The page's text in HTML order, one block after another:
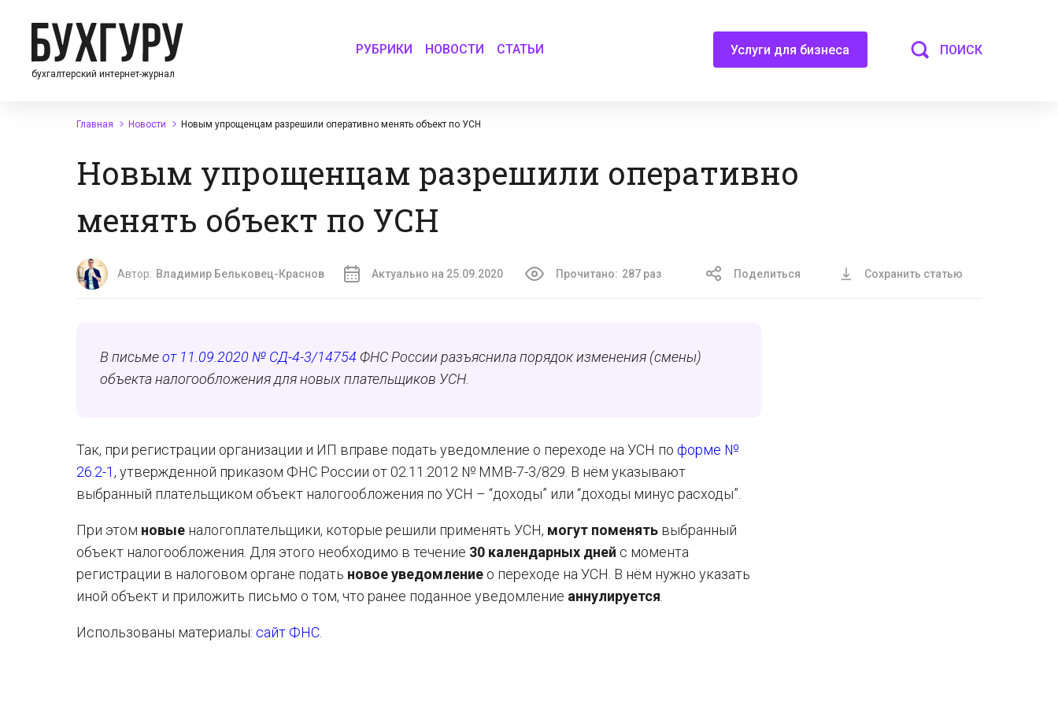
бухгалтерский интернет-журнал
РУБРИКИ НОВОСТИ СТАТЬИ Услуги для бизнеса ПОИСК
Главная Новости Новым упрощенцам разрешили оперативно менять объект по УСН
Новым упрощенцам разрешили оперативно
менять объект по УСН
Автор: Владимир Бельковец-Краснов Актуально на 25.09.2020 Прочитано: 287 раз Поделиться Сохранить статью
В письмеот 11.09.2020 № СД-4-3/14754 ФНС России разъяснила порядок изменения (смены)
объекта налогообложения для новых плательщиков УСН.
Так, при регистрации организации и ИП вправе подать уведомление о переходе на УСН по форме №
26.2-1, утвержденной приказом ФНС России от 02.11.2012 № ММВ-7-3/829. В нём указывают
выбранный плательщиком объект налогообложения по УСН – “доходы” или “доходы минус расходы”.
При этом новые налогоплательщики, которые решили применять УСН, могут поменять выбранный
объект налогообложения. Для этого необходимо в течение 30 календарных дней с момента
регистрации в налоговом органе подать новое уведомление о переходе на УСН. В нём нужно указать
иной объект и приложить письмо о том, что ранее поданное уведомление аннулируется
Использованы материалы: сайт ФНС